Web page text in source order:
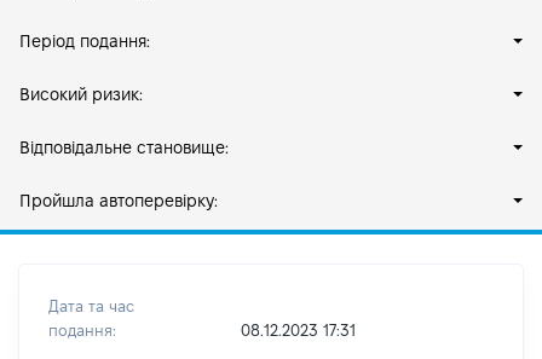
Період подання:
Високий ризик:
Відповідальне становище:
Пройшла автоперевірку:
Дата та час
подання:
08.12.2023 17:31